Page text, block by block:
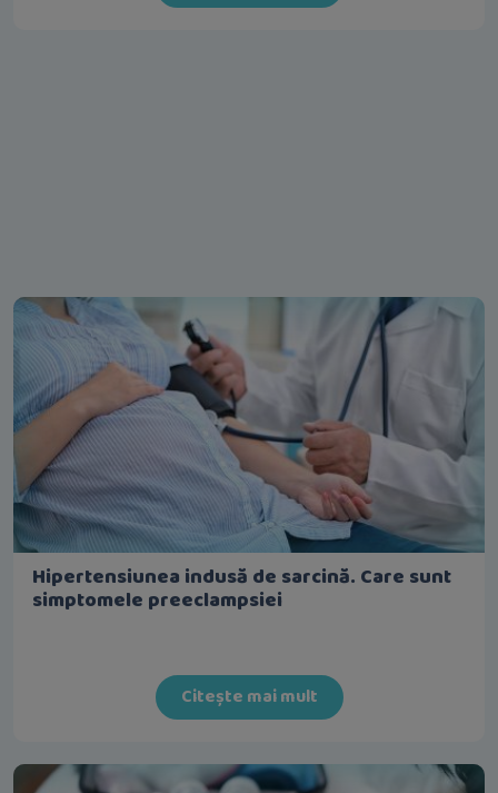
Hipertensiunea indusă de sarcină. Care sunt
simptomele preeclampsiei
Citește mai mult